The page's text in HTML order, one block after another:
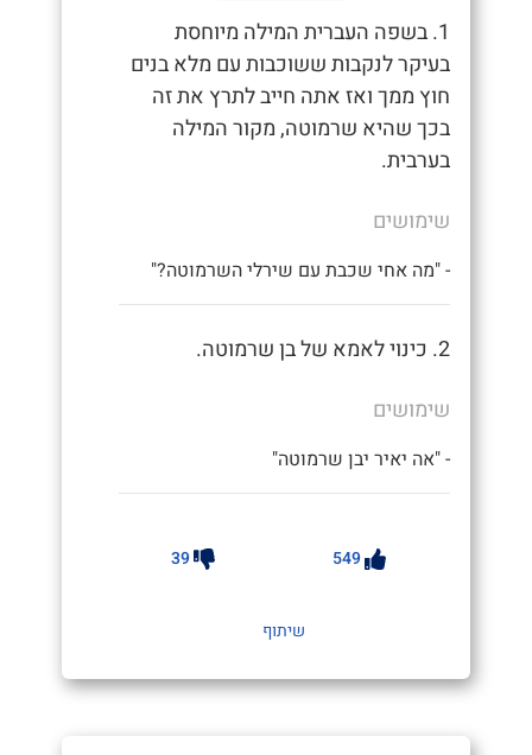
1. בשפה העברית המילה מיוחסת
בעיקר לנקבות ששוכבות עם מלא בנים
חוץ ממך ואז אתה חייב לתרץ את זה
בכך שהיא שרמוטה, מקור המילה
בערבית.
שימושים
- "מה אחי שכבת עם שירלי השרמוטה?"
2. כינוי לאמא של בן שרמוטה.
שימושים
- "אה יאיר יבן שרמוטה"
549
39
שיתוף